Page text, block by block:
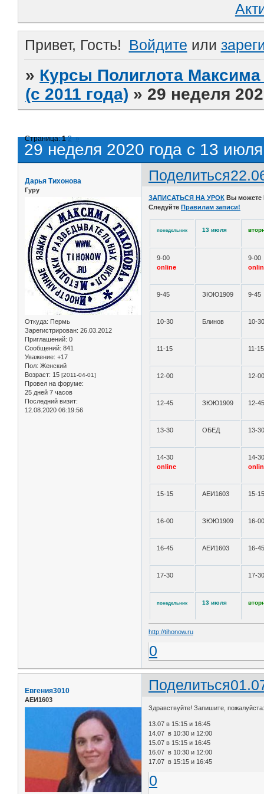
Привет, Гость! Войдите или
» Курсы Полиглота
(с 2011 года) » 29 неделя
29 неделя 2020 года с 13
Страница:1 2 »
Поделиться
Дарья Тихонова
Гуру
Откуда: Пермь
Зарегистрирован: 26.03.2012
Приглашений: 0
Сообщений: 841
Уважение: +17
Пол: Женский
Возраст: 15 [2011-04-01]
Провел на форуме:
25 дней 7 часов
Последний визит:
12.08.2020 06:19:56
ЗАПИСАТЬСЯ НА УРОК Вы
Следуйте Правилам записи!
понедельник 13 июля
9-00
online
9-00
9-45 ЗЮЮ1909 9-45
10-30 Блинов 10-
11-15 11-15
12-00 12-
12-45 ЗЮЮ1909 12-
13-30 ОБЕД 13-
14-30
online
14-
15-15 АЕИ1603 15-
16-00 ЗЮЮ1909 16-
16-45 АЕИ1603 16-
17-30 17-
понедельник 13 июля
http://tihonow.ru
0
Поделиться
Евгения3010
АЕИ1603
Здравствуйте! Запишите,
13.07 в 15:15 и 16:45
14.07 в 10:30 и 12:00
15.07 в 15:15 и 16:45
16.07 в 10:30 и 12:00
17.07 в 15:15 и 16:45
0